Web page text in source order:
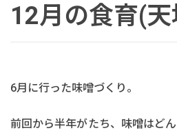
12月の食育(
6月に行った味噌づくり。
前回から半年がたち、味噌はど